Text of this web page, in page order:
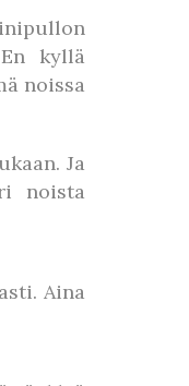
kyllä
noissa
Ja
noista
Aina